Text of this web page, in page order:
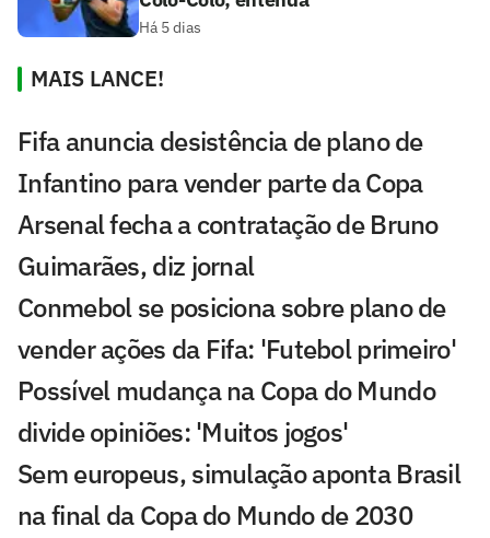
Há 5 dias
MAIS LANCE!
Fifa anuncia desistência de plano de
Infantino para vender parte da Copa
Arsenal fecha a contratação de Bruno
Guimarães, diz jornal
Conmebol se posiciona sobre plano de
vender ações da Fifa: 'Futebol primeiro'
Possível mudança na Copa do Mundo
divide opiniões: 'Muitos jogos'
Sem europeus, simulação aponta Brasil
na final da Copa do Mundo de 2030